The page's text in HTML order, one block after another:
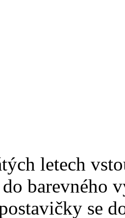
letech
do barevného
se